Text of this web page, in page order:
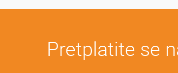
Pretplatite se